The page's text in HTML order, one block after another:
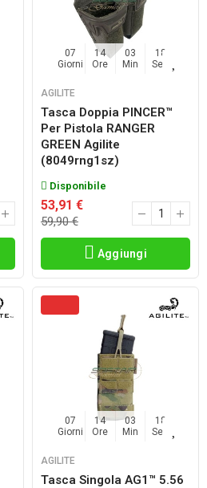
07
Giorni
14
Ore
03
Min
17
Sec
AGILITE
Tasca Doppia PINCER™
Per Pistola RANGER
GREEN Agilite
(8049rng1sz)
Disponibile
53,91 €
59,90 €
Aggiungi
07
Giorni
14
Ore
03
Min
17
Sec
AGILITE
Tasca Singola AG1™ 5.56